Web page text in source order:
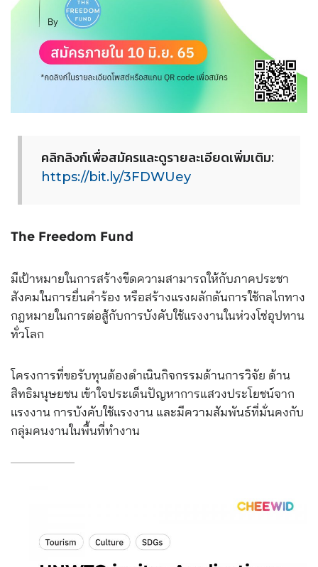
คลิกลิงก์เพื่อสมัครและดูรายละเอียดเพิ่มเติม:
https://bit.ly/3FDWUey
The Freedom Fund
มีเป้าหมายในการสร้างขีดความสามารถให้กับภาคประชา
สังคมในการยื่นคำร้อง หรือสร้างแรงผลักดันการใช้กลไกทาง
กฎหมายในการต่อสู้กับการบังคับใช้แรงงานในห่วงโซ่อุปทาน
ทั่วโลก
โครงการที่ขอรับทุนต้องดำเนินกิจกรรมด้านการวิจัย ด้าน
สิทธิมนุษยชน เข้าใจประเด็นปัญหาการแสวงประโยชน์จาก
แรงงาน การบังคับใช้แรงงาน และมีความสัมพันธ์ที่มั่นคงกับ
กลุ่มคนงานในพื้นที่ทำงาน